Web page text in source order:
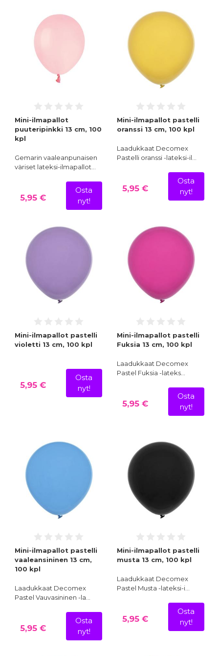
Mini-ilmapallot
puuteripinkki 13 cm, 100
kpl
Gemarin vaaleanpunaisen
väriset lateksi-ilmapallot…
5,95 €
Osta
nyt!
Mini-ilmapallot pastelli
oranssi 13 cm, 100 kpl
Laadukkaat Decomex
Pastelli oranssi -lateksi-il…
5,95 €
Osta
nyt!
Mini-ilmapallot pastelli
violetti 13 cm, 100 kpl
5,95 €
Osta
nyt!
Mini-ilmapallot pastelli
Fuksia 13 cm, 100 kpl
Laadukkaat Decomex
Pastel Fuksia -lateks…
5,95 €
Osta
nyt!
Mini-ilmapallot pastelli
vaaleansininen 13 cm,
100 kpl
Laadukkaat Decomex
Pastel Vauvasininen -la…
5,95 €
Osta
nyt!
Mini-ilmapallot pastelli
musta 13 cm, 100 kpl
Laadukkaat Decomex
Pastel Musta -lateksi-i…
5,95 €
Osta
nyt!